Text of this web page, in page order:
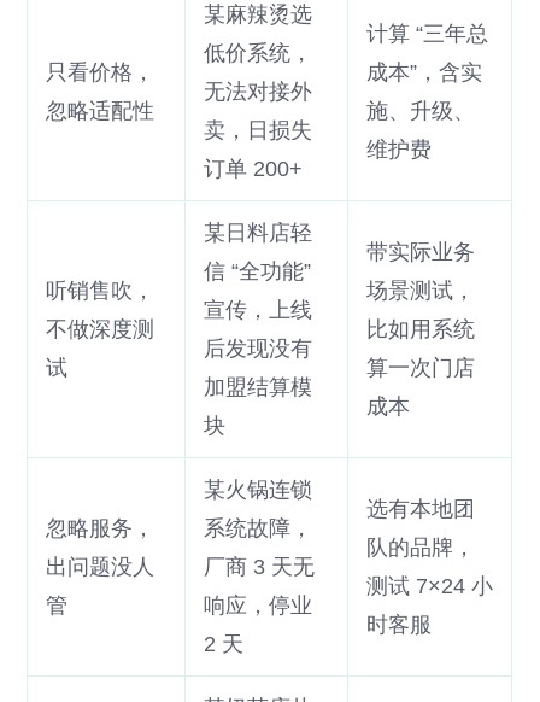
只看价格，
忽略适配性
某麻辣烫选
低价系统，
无法对接外
卖，日损失
订单 200+
计算 “三年总
成本”，含实
施、升级、
维护费
听销售吹，
不做深度测
试
某日料店轻
信 “全功能”
宣传，上线
后发现没有
加盟结算模
块
带实际业务
场景测试，
比如用系统
算一次门店
成本
忽略服务，
出问题没人
管
某火锅连锁
系统故障，
厂商 3 天无
响应，停业
2 天
选有本地团
队的品牌，
测试 7×24 小
时客服